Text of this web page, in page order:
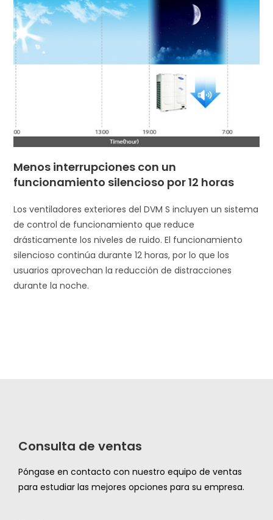
Menos interrupciones con un
funcionamiento silencioso por 12 horas
Los ventiladores exteriores del DVM S incluyen un sistema
de control de funcionamiento que reduce
drásticamente los niveles de ruido. El funcionamiento
silencioso continúa durante 12 horas, por lo que los
usuarios aprovechan la reducción de distracciones
durante la noche.
Consulta de ventas
Póngase en contacto con nuestro equipo de ventas
para estudiar las mejores opciones para su empresa.